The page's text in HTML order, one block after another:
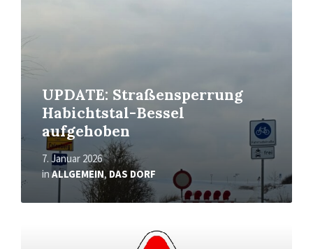
UPDATE: Straßensperrung
Habichtstal-Bessel
aufgehoben
7. Januar 2026
inALLGEMEIN,DAS DORF